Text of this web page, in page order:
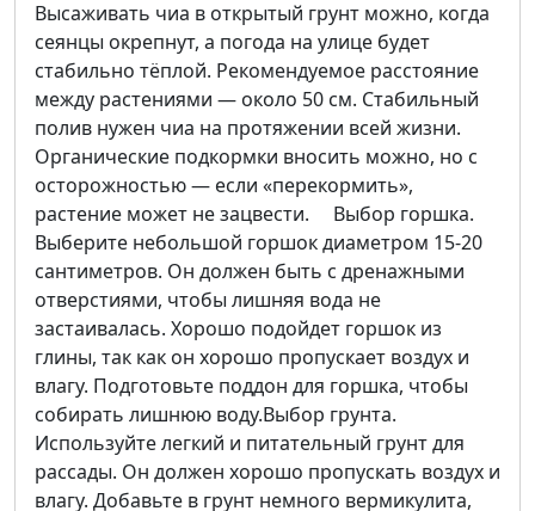
Высаживать чиа в открытый грунт можно, когда
сеянцы окрепнут, а погода на улице будет
стабильно тёплой. Рекомендуемое расстояние
между растениями — около 50 см. Стабильный
полив нужен чиа на протяжении всей жизни.
Органические подкормки вносить можно, но с
осторожностью — если «перекормить»,
растение может не зацвести. Выбор горшка.
Выберите небольшой горшок диаметром 15-20
сантиметров. Он должен быть с дренажными
отверстиями, чтобы лишняя вода не
застаивалась. Хорошо подойдет горшок из
глины, так как он хорошо пропускает воздух и
влагу. Подготовьте поддон для горшка, чтобы
собирать лишнюю воду.Выбор грунта.
Используйте легкий и питательный грунт для
рассады. Он должен хорошо пропускать воздух и
влагу. Добавьте в грунт немного вермикулита,